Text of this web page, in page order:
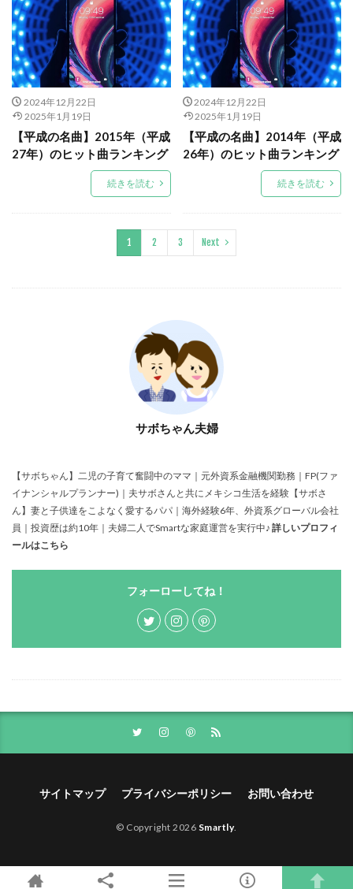
2024年12月22日
2025年1月19日
【平成の名曲】2015年（平成
27年）のヒット曲ランキング
続きを読む
2024年12月22日
2025年1月19日
【平成の名曲】2014年（平成
26年）のヒット曲ランキング
続きを読む
1 2 3 Next
サボちゃん夫婦
【サボちゃん】二児の子育て奮闘中のママ｜元外資系金融機関勤務｜FP(ファ
イナンシャルプランナー)｜夫サボさんと共にメキシコ生活を経験【サボさ
ん】妻と子供達をこよなく愛するパパ｜海外経験6年、外資系グローバル会社
員｜投資歴は約10年｜夫婦二人でSmartな家庭運営を実行中♪ 詳しいプロフィ
ールはこちら
フォーローしてね！
サイトマップ プライバシーポリシー お問い合わせ
© Copyright 2026 Smartly.